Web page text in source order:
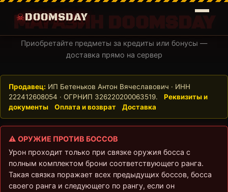
DOOMSDAY
МАГАЗИН DOOMSDAY
Приобретайте предметы за кредиты или бонусы —
доставка прямо на сервер
Продавец: ИП Бетеньков Антон Вячеславович · ИНН
222412608054 · ОГРНИП 326220200063519.
Реквизиты и
документы
Оплата и возврат Доставка
⚠ ОРУЖИЕ ПРОТИВ БОССОВ
Урон проходит только при связке оружия босса с
полным комплектом брони соответствующего ранга.
Такая связка поражает всех предыдущих боссов, босса
своего ранга и следующего по рангу, если он